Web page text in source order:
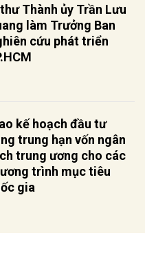
Thành ủy Trần Lưu
làm Trưởng Ban
cứu phát triển
kế hoạch đầu tư
trung hạn vốn ngân
trung ương cho các
trình mục tiêu
gia